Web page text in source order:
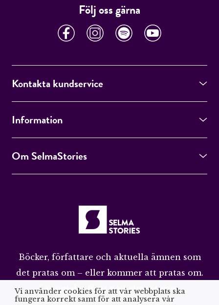
Följ oss gärna
Kontakta kundservice
Information
Om SelmaStories
Böcker, författare och aktuella ämnen som
det pratas om – eller kommer att pratas om.
Läs om det först på SelmaStories.
Vi använder cookies för att vår webbplats ska
fungera korrekt samt för att analysera vår